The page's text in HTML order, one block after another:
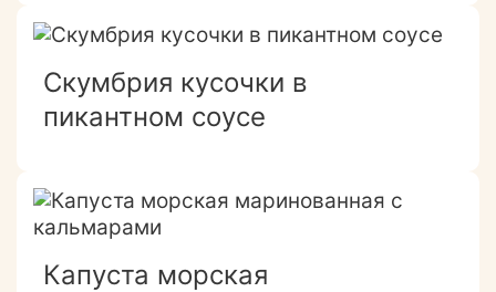
Скумбрия кусочки в
пикантном соусе
Капуста морская